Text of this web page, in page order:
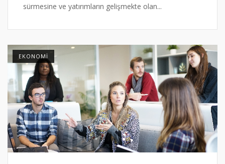
sürmesine ve yatırımların gelişmekte olan...
EKONOMI